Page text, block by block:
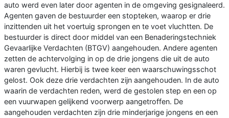
auto werd even later door agenten in de omgeving gesignaleerd.
Agenten gaven de bestuurder een stopteken, waarop er drie
inzittenden uit het voertuig sprongen en te voet vluchtten. De
bestuurder is direct door middel van een Benaderingstechniek
Gevaarlijke Verdachten (BTGV) aangehouden. Andere agenten
zetten de achtervolging in op de drie jongens die uit de auto
waren gevlucht. Hierbij is twee keer een waarschuwingsschot
gelost. Ook deze drie verdachten zijn aangehouden. In de auto
waarin de verdachten reden, werd de gestolen step en een op
een vuurwapen gelijkend voorwerp aangetroffen. De
aangehouden verdachten zijn drie minderjarige jongens en een